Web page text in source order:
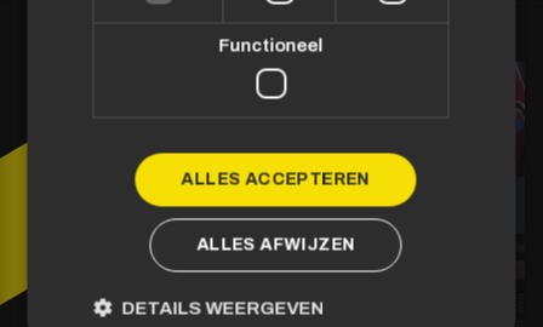
Functioneel
ALLES ACCEPTEREN
ALLES AFWIJZEN
DETAILS WEERGEVEN